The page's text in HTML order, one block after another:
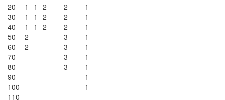
20
1 1 2 2
1
30
1 1 2 2
1
40
1 1 2 2
1
50
2 3
1
60
2 3
1
70
3
1
80
3
1
90
1
100
1
110